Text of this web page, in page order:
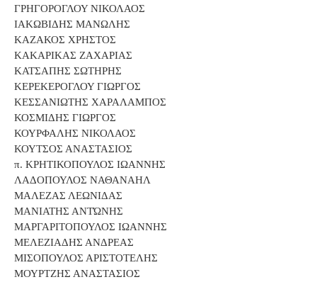
ΓΡΗΓΟΡΟΓΛΟΥ ΝΙΚΟΛΑΟΣ
ΙΑΚΩΒΙΔΗΣ ΜΑΝΩΛΗΣ
ΚΑΖΑΚΟΣ ΧΡΗΣΤΟΣ
ΚΑΚΑΡΙΚΑΣ ΖΑΧΑΡΙΑΣ
ΚΑΤΣΑΠΗΣ ΣΩΤΗΡΗΣ
ΚΕΡΕΚΕΡΟΓΛΟΥ ΓΙΩΡΓΟΣ
ΚΕΣΣΑΝΙΩΤΗΣ ΧΑΡΑΛΑΜΠΟΣ
ΚΟΣΜΙΔΗΣ ΓΙΩΡΓΟΣ
ΚΟΥΡΦΑΛΗΣ ΝΙΚΟΛΑΟΣ
ΚΟΥΤΣΟΣ ΑΝΑΣΤΑΣΙΟΣ
π. ΚΡΗΤΙΚΟΠΟΥΛΟΣ ΙΩΑΝΝΗΣ
ΛΑΔΟΠΟΥΛΟΣ ΝΑΘΑΝΑΗΛ
ΜΑΛΕΖΑΣ ΛΕΩΝΙΔΑΣ
ΜΑΝΙΑΤΗΣ ΑΝΤΏΝΗΣ
ΜΑΡΓΑΡΙΤΟΠΟΥΛΟΣ ΙΩΑΝΝΗΣ
ΜΕΛΕΖΙΑΔΗΣ ΑΝΔΡΕΑΣ
ΜΙΣΟΠΟΥΛΟΣ ΑΡΙΣΤΟΤΕΛΗΣ
ΜΟΥΡΤΖΗΣ ΑΝΑΣΤΑΣΙΟΣ